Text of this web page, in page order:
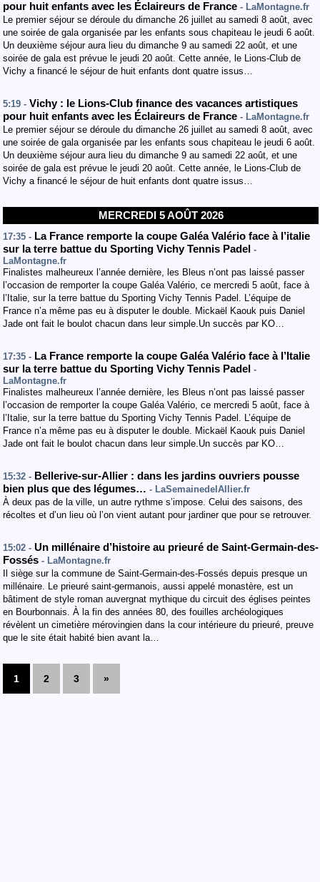
pour huit enfants avec les Éclaireurs de France - LaMontagne.fr
Le premier séjour se déroule du dimanche 26 juillet au samedi 8 août, avec
une soirée de gala organisée par les enfants sous chapiteau le jeudi 6 août.
Un deuxième séjour aura lieu du dimanche 9 au samedi 22 août, et une
soirée de gala est prévue le jeudi 20 août. Cette année, le Lions-Club de
Vichy a financé le séjour de huit enfants dont quatre issus…
5:19 - Vichy : le Lions-Club finance des vacances artistiques
pour huit enfants avec les Éclaireurs de France - LaMontagne.fr
Le premier séjour se déroule du dimanche 26 juillet au samedi 8 août, avec
une soirée de gala organisée par les enfants sous chapiteau le jeudi 6 août.
Un deuxième séjour aura lieu du dimanche 9 au samedi 22 août, et une
soirée de gala est prévue le jeudi 20 août. Cette année, le Lions-Club de
Vichy a financé le séjour de huit enfants dont quatre issus…
MERCREDI 5 AOÛT 2026
17:35 - La France remporte la coupe Galéa Valério face à l’italie
sur la terre battue du Sporting Vichy Tennis Padel -
LaMontagne.fr
Finalistes malheureux l’année dernière, les Bleus n’ont pas laissé passer
l’occasion de remporter la coupe Galéa Valério, ce mercredi 5 août, face à
l’Italie, sur la terre battue du Sporting Vichy Tennis Padel. L’équipe de
France n’a même pas eu à disputer le double. Mickaël Kaouk puis Daniel
Jade ont fait le boulot chacun dans leur simple.Un succès par KO…
17:35 - La France remporte la coupe Galéa Valério face à l’Italie
sur la terre battue du Sporting Vichy Tennis Padel -
LaMontagne.fr
Finalistes malheureux l’année dernière, les Bleus n’ont pas laissé passer
l’occasion de remporter la coupe Galéa Valério, ce mercredi 5 août, face à
l’Italie, sur la terre battue du Sporting Vichy Tennis Padel. L’équipe de
France n’a même pas eu à disputer le double. Mickaël Kaouk puis Daniel
Jade ont fait le boulot chacun dans leur simple.Un succès par KO…
15:32 - Bellerive-sur-Allier : dans les jardins ouvriers pousse
bien plus que des légumes… - LaSemainedelAllier.fr
À deux pas de la ville, un autre rythme s’impose. Celui des saisons, des
récoltes et d’un lieu où l’on vient autant pour jardiner que pour se retrouver.
15:02 - Un millénaire d’histoire au prieuré de Saint-Germain-des-
Fossés - LaMontagne.fr
Il siège sur la commune de Saint-Germain-des-Fossés depuis presque un
millénaire. Le prieuré saint-germanois, aussi appelé monastère, est un
bâtiment de style roman auvergnat mythique du circuit des églises peintes
en Bourbonnais. À la fin des années 80, des fouilles archéologiques
révèlent un cimetière mérovingien dans la cour intérieure du prieuré, preuve
que le site était habité bien avant la…
1 2 3 »